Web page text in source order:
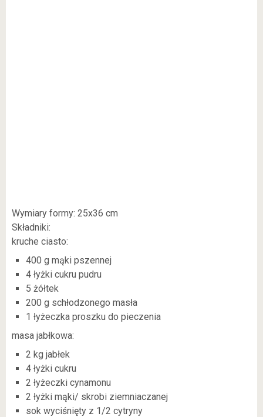
Wymiary formy: 25x36 cm
Składniki:
kruche ciasto:
400 g mąki pszennej
4 łyżki cukru pudru
5 żółtek
200 g schłodzonego masła
1 łyżeczka proszku do pieczenia
masa jabłkowa:
2 kg jabłek
4 łyżki cukru
2 łyżeczki cynamonu
2 łyżki mąki/ skrobi ziemniaczanej
sok wyciśnięty z 1/2 cytryny